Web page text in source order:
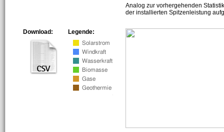
Analog zur vorhergehenden
der installierten Spitzenleistung
Legende:
Download: